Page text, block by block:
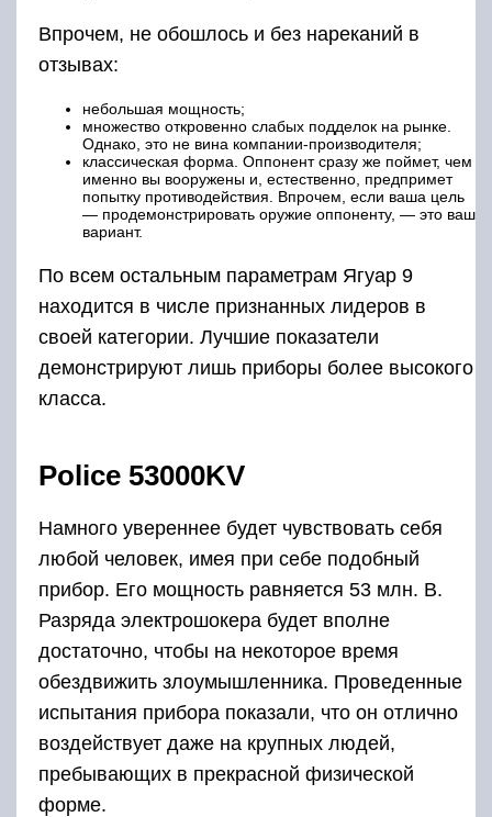
Впрочем, не обошлось и без нареканий в
отзывах:
небольшая мощность;
множество откровенно слабых подделок на рынке.
Однако, это не вина компании-производителя;
классическая форма. Оппонент сразу же поймет, чем
именно вы вооружены и, естественно, предпримет
попытку противодействия. Впрочем, если ваша цель
— продемонстрировать оружие оппоненту, — это ваш
вариант.
По всем остальным параметрам Ягуар 9
находится в числе признанных лидеров в
своей категории. Лучшие показатели
демонстрируют лишь приборы более высокого
класса.
Police 53000KV
Намного увереннее будет чувствовать себя
любой человек, имея при себе подобный
прибор. Его мощность равняется 53 млн. В.
Разряда электрошокера будет вполне
достаточно, чтобы на некоторое время
обездвижить злоумышленника. Проведенные
испытания прибора показали, что он отлично
воздействует даже на крупных людей,
пребывающих в прекрасной физической
форме.